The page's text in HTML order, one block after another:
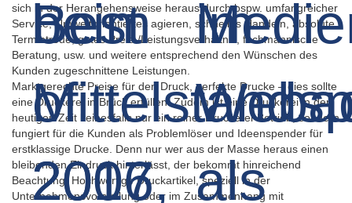
sich in der Herangehensweise heraus durch bspw. umfangreicher
Service, Umweltorientiertes agieren, schnelles Handeln, absolute
Termintreue, gutes Preis-/Leistungsverhältnis, fachmännische
Beratung, usw. und weitere entsprechend den Wünschen des
Kunden zugeschnittene Leistungen.
Marktgerechte Preise für den Druck, perfekte Drucke – dies sollte
eine Druckerei in Brück erfüllen. Zudem ist eine Druckerei in der
heutigen Zeit keinesfalls nur ein reiner Druckerei-Betrieb, sondern
fungiert für die Kunden als Problemlöser und Ideenspender für
erstklassige Drucke. Denn nur wer aus der Masse heraus einen
bleibenden Eindruck hinterlässt, der bekommt hinreichend
Beachtung. Hochwertige Druckartikel, speziell in der
Unternehmensvorstellung oder im Zusammenhang mit